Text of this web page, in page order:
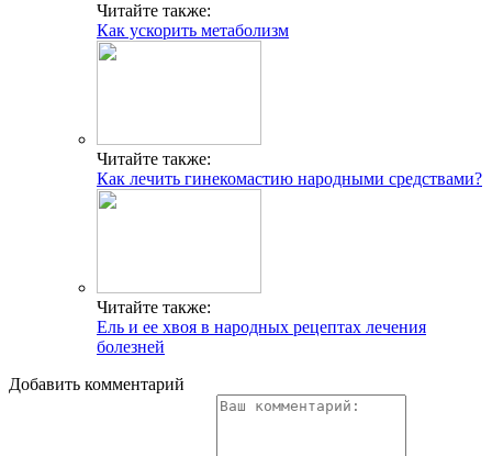
Читайте также:
Как ускорить метаболизм
Читайте также:
Как лечить гинекомастию народными средствами?
Читайте также:
Ель и ее хвоя в народных рецептах лечения
болезней
Добавить комментарий